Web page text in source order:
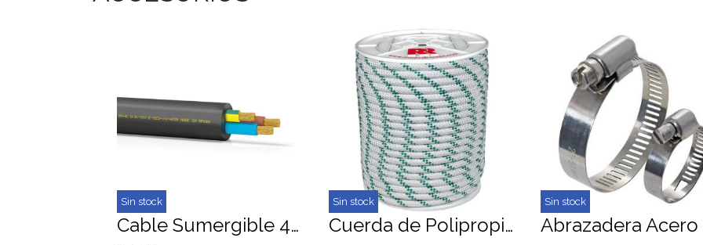
Sin stock
Cable Sumergible 4x4mm (Metro Lineal)
Sin stock
Cuerda de Polipropileno Trenzado 8 mm
Sin stock